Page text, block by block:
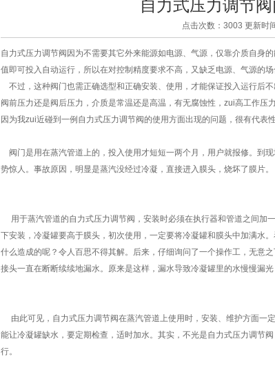
自力式压力调节
点击次数：3003 更新时
自力式压力调节阀因为不需要其它外来能源如电源、气源，仅靠介质自身
值即可投入自动运行，所以在对控制精度要求不高，又缺乏电源、气源的场
不过，这种阀门也需正确选型和正确安装、使用，才能保证投入运行后
阀前压力还是阀后压力，介质是常温还是高温，有无腐蚀性，zui高工作压
因为我zui近碰到一例自力式压力调节阀的使用方面出现的问题，很有代表性
阀门是用在蒸汽管道上的，投入使用才短短一两个月，用户就报修。到
势惊人。事故原因，明显是蒸汽没经过冷凝，直接进入膜头，烧坏了膜片。
用于蒸汽管道的自力式压力调节阀，安装时必须在执行器和管道之间加
下安装，冷凝罐要高于膜头，初次使用，一定要将冷凝罐和膜头中加满水
什么造成的呢？令人百思不得其解。后来，仔细询问了一个操作工，无意
接头一直在断断续续地漏水。原来是这样，漏水导致冷凝罐里的水慢慢漏光
由此可见，自力式压力调节阀在蒸汽管道上使用时，安装、维护方面一
能让冷凝罐缺水，要定期检查，适时加水。其实，不光是自力式压力调节
行。